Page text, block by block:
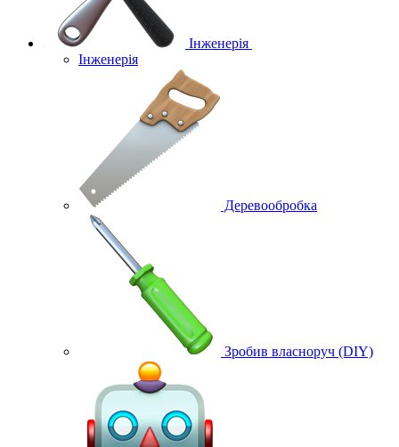
Інженерія
Інженерія
Деревообробка
Зробив власноруч (DIY)